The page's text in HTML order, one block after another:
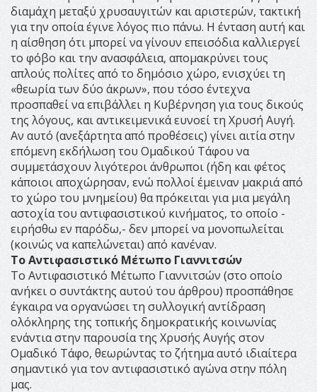
διαμάχη μεταξύ χρυσαυγιτών και αριστερών, τακτική
για την οποία έγινε λόγος πιο πάνω. Η ένταση αυτή και
η αίσθηση ότι μπορεί να γίνουν επεισόδια καλλιεργεί
το φόβο και την ανασφάλεια, απομακρύνει τους
απλούς πολίτες από το δημόσιο χώρο, ενισχύει τη
«θεωρία των δύο άκρων», που τόσο έντεχνα
προσπαθεί να επιβάλλει η Κυβέρνηση για τους δικούς
της λόγους, και αντικειμενικά ευνοεί τη Χρυσή Αυγή.
Αν αυτό (ανεξάρτητα από προθέσεις) γίνει αιτία στην
επόμενη εκδήλωση του Ομαδικού Τάφου να
συμμετάσχουν λιγότεροι άνθρωποι (ήδη και φέτος
κάποιοι αποχώρησαν, ενώ πολλοί έμειναν μακριά από
το χώρο του μνημείου) θα πρόκειται για μια μεγάλη
αστοχία του αντιφασιστικού κινήματος, το οποίο -
ειρήσθω εν παρόδω,- δεν μπορεί να μονοπωλείται
(κοινώς να καπελώνεται) από κανέναν.
Το Αντιφασιστικό Μέτωπο Γιαννιτσών
Το Αντιφασιστικό Μέτωπο Γιαννιτσών (στο οποίο
ανήκει ο συντάκτης αυτού του άρθρου) προσπάθησε
έγκαιρα να οργανώσει τη συλλογική αντίδραση
ολόκληρης της τοπικής δημοκρατικής κοινωνίας
ενάντια στην παρουσία της Χρυσής Αυγής στον
Ομαδικό Τάφο, θεωρώντας το ζήτημα αυτό ιδιαίτερα
σημαντικό για τον αντιφασιστικό αγώνα στην πόλη
μας.